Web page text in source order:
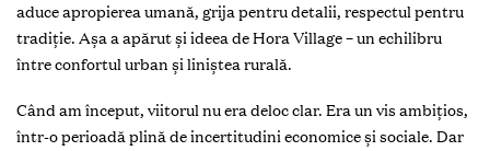
aduce apropierea umană, grija pentru detalii, respectul pentru
tradiție. Așa a apărut și ideea de Hora Village – un echilibru
între confortul urban și liniștea rurală.
Când am început, viitorul nu era deloc clar. Era un vis ambițios,
într-o perioadă plină de incertitudini economice și sociale. Dar